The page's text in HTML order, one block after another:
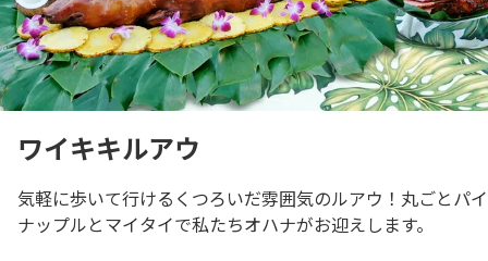
バーチャルツアー
フォトギャラリー
ビデオギャラリー
カマアイナ・スペシャル
ワイキキルアウ
気軽に歩いて行けるくつろいだ雰囲気のルアウ！丸ごとパイ
ナップルとマイタイで私たちオハナがお迎えします。